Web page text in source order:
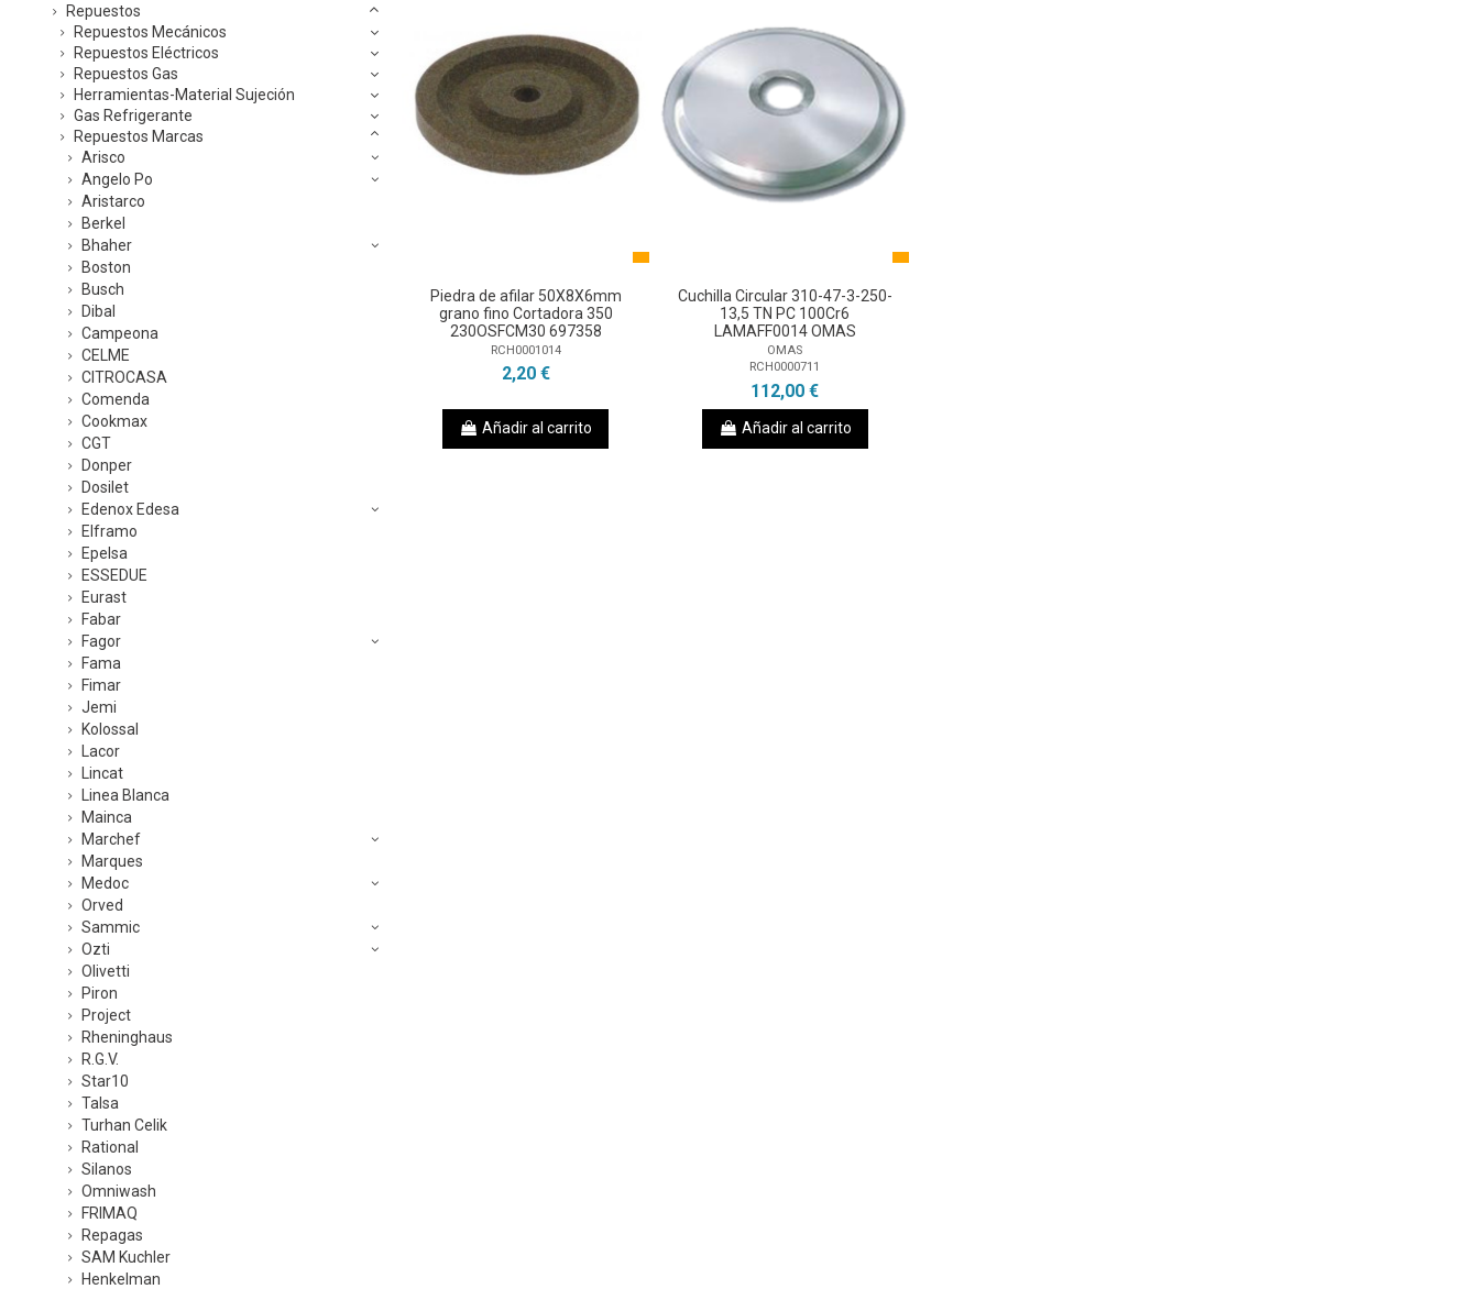
Piedra de afilar 50X8X6mm
grano fino Cortadora 350
230OSFCM30 697358
RCH0001014
2,20 €
Añadir al carrito
Cuchilla Circular 310-47-3-250-
13,5 TN PC 100Cr6
LAMAFF0014 OMAS
OMAS
RCH0000711
112,00 €
Añadir al carrito
Repuestos
Repuestos Mecánicos
Repuestos Eléctricos
Repuestos Gas
Herramientas-Material Sujeción
Gas Refrigerante
Repuestos Marcas
Arisco
Angelo Po
Aristarco
Berkel
Bhaher
Boston
Busch
Dibal
Campeona
CELME
CITROCASA
Comenda
Cookmax
CGT
Donper
Dosilet
Edenox Edesa
Elframo
Epelsa
ESSEDUE
Eurast
Fabar
Fagor
Fama
Fimar
Jemi
Kolossal
Lacor
Lincat
Linea Blanca
Mainca
Marchef
Marques
Medoc
Orved
Sammic
Ozti
Olivetti
Piron
Project
Rheninghaus
R.G.V.
Star10
Talsa
Turhan Celik
Rational
Silanos
Omniwash
FRIMAQ
Repagas
SAM Kuchler
Henkelman